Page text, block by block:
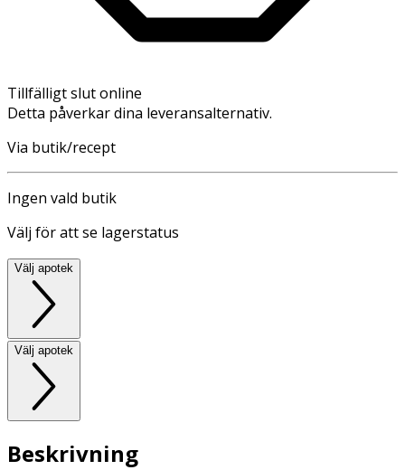
Tillfälligt slut online
Detta påverkar dina leveransalternativ.
Via butik/recept
Ingen vald butik
Välj för att se lagerstatus
Välj apotek
Välj apotek
Beskrivning